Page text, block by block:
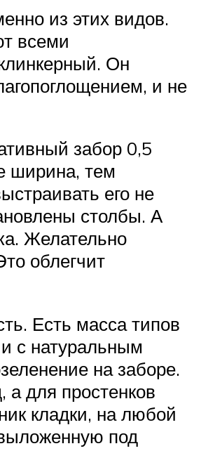
из этих видов.
всеми
Он
и не
забор 0,5
ширина, тем
его не
столбы. А
Желательно
облегчит
Есть масса типов
с натуральным
на заборе.
для простенков
кладки, на любой
под